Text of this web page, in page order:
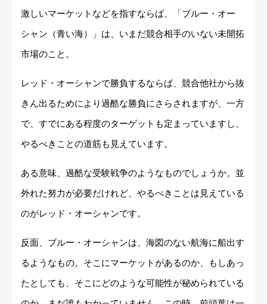
激しいマーケットなどを指すならば、「ブルー・オー
シャン（青い海）」は、いまだ競合相手のいない未開拓
市場のこと。
レッド・オーシャンで勝負するならば、競合他社から抜
きん出るためにより過酷な勝負にさらされますが、一方
で、すでにある程度のターゲットも定まっていますし、
やるべきことの道筋も見えています。
ある意味、過酷な受験戦争のようなものでしょうか。並
外れた努力が必要だけれど、やるべきことは見えている
のがレッド・オーシャンです。
反面、ブルー・オーシャンは、海図のない航海に船出す
るようなもの。そこにマーケットがあるのか、もしあっ
たとしても、そこにどのような可能性が秘められている